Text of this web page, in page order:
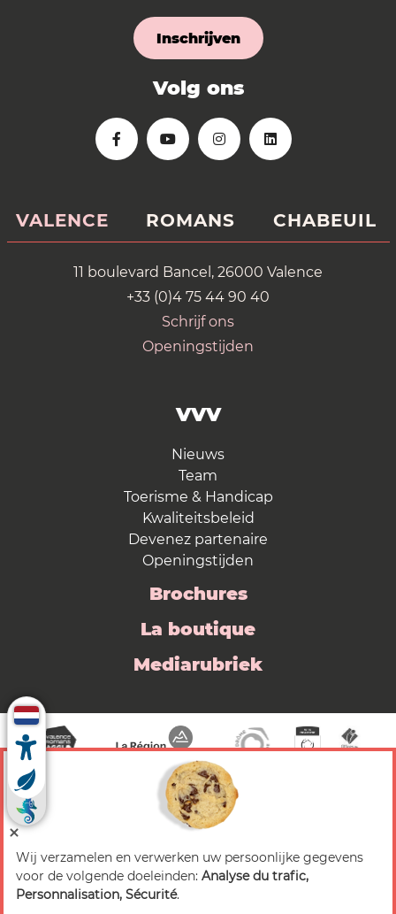
Inschrijven
Volg ons
VALENCE ROMANS CHABEUIL
11 boulevard Bancel, 26000 Valence
+33 (0)4 75 44 90 40
Schrijf ons
Openingstijden
VVV
Nieuws
Team
Toerisme & Handicap
Kwaliteitsbeleid
Devenez partenaire
Openingstijden
Brochures
La boutique
Mediarubriek
© 2026 Valence Romans Tourisme — Alle rechten
voorbehouden
Wij verzamelen en verwerken uw persoonlijke gegevens
voor de volgende doeleinden: Analyse du trafic,
Personnalisation, Sécurité.